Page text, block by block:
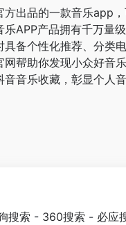
方出品的一款音乐app
乐APP产品拥有千万量
具备个性化推荐、分类
帮助你发现小众好音
音音乐收藏，彰显个人
搜索 - 360搜索 - 必应